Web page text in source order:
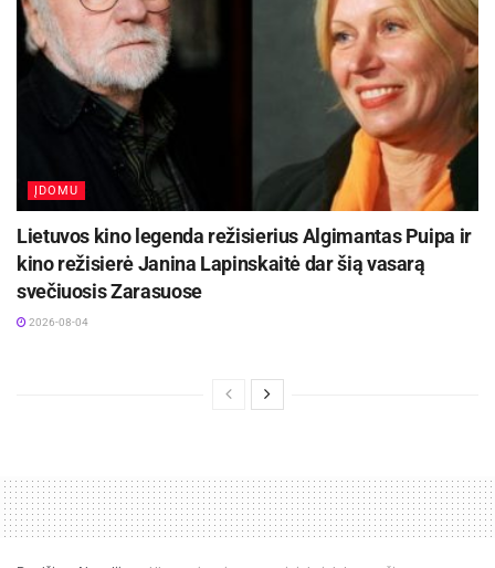
ĮDOMU
Lietuvos kino legenda režisierius Algimantas Puipa ir
kino režisierė Janina Lapinskaitė dar šią vasarą
svečiuosis Zarasuose
2026-08-04